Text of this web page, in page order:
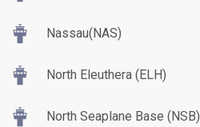
Nassau(NAS)
North Eleuthera (ELH)
North Seaplane Base (NSB)